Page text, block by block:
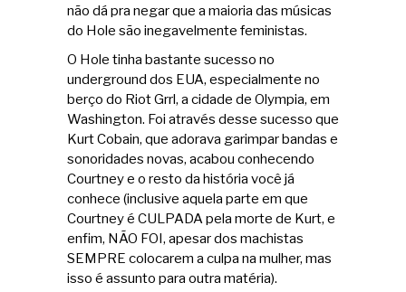
não dá pra negar que a maioria das músicas
do Hole são inegavelmente feministas.
O Hole tinha bastante sucesso no
underground dos EUA, especialmente no
berço do Riot Grrl, a cidade de Olympia, em
Washington. Foi através desse sucesso que
Kurt Cobain, que adorava garimpar bandas e
sonoridades novas, acabou conhecendo
Courtney e o resto da história você já
conhece (inclusive aquela parte em que
Courtney é CULPADA pela morte de Kurt, e
enfim, NÃO FOI, apesar dos machistas
SEMPRE colocarem a culpa na mulher, mas
isso é assunto para outra matéria).